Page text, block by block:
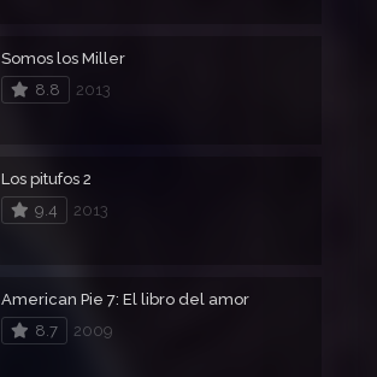
Somos los Miller
8.8
2013
Los pitufos 2
9.4
2013
American Pie 7: El libro del amor
8.7
2009